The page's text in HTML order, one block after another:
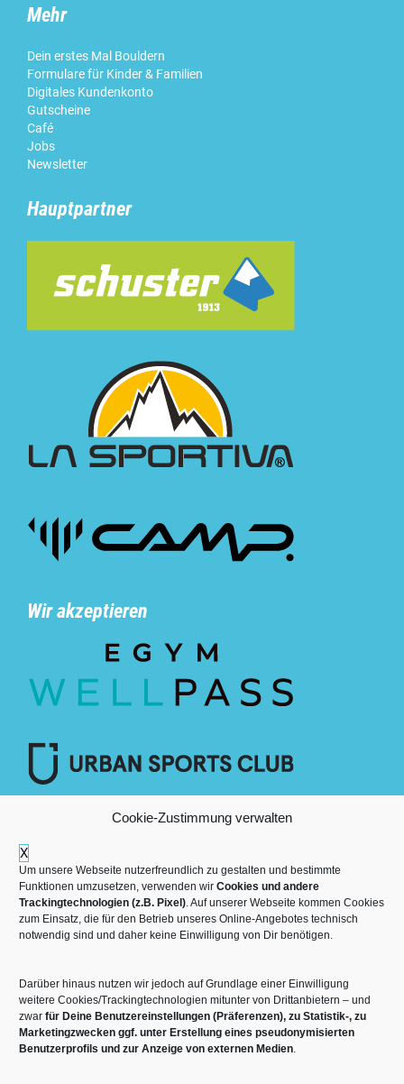
Cookie-Zustimmung verwalten
X
Um unsere Webseite nutzerfreundlich zu gestalten und bestimmte
Funktionen umzusetzen, verwenden wir Cookies und andere
Trackingtechnologien (z.B. Pixel). Auf unserer Webseite kommen Cookies
zum Einsatz, die für den Betrieb unseres Online-Angebotes technisch
notwendig sind und daher keine Einwilligung von Dir benötigen.
Darüber hinaus nutzen wir jedoch auf Grundlage einer Einwilligung
weitere Cookies/Trackingtechnologien mitunter von Drittanbietern – und
zwar für Deine Benutzereinstellungen (Präferenzen), zu Statistik-, zu
Marketingzwecken ggf. unter Erstellung eines pseudonymisierten
Benutzerprofils und zur Anzeige von externen Medien.
Mehr
Dein erstes Mal Bouldern
Formulare für Kinder & Familien
Digitales Kundenkonto
Gutscheine
Café
Jobs
Newsletter
Hauptpartner
Wir akzeptieren
Mehr über die Boulderwelt
 Unsere Hallen im Überblick